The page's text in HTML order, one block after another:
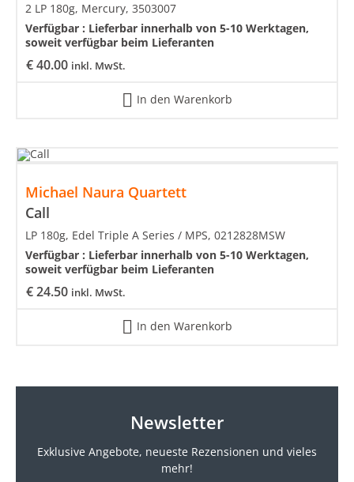
€40.00 inkl. MwSt.
2 LP 180g, Mercury, 3503007
Verfügbar : Lieferbar innerhalb von 5-10 Werktagen,
soweit verfügbar beim Lieferanten
In den Warenkorb
Michael Naura Quartett
Call
€24.50 inkl. MwSt.
LP 180g, Edel Triple A Series / MPS, 0212828MSW
Verfügbar : Lieferbar innerhalb von 5-10 Werktagen,
soweit verfügbar beim Lieferanten
In den Warenkorb
Newsletter
Exklusive Angebote, neueste Rezensionen und vieles
mehr!